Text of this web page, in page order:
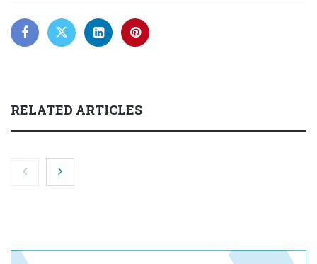
RELATED ARTICLES